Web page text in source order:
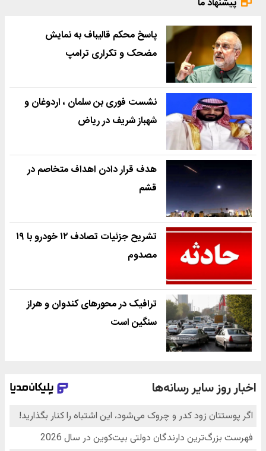
پیشنهاد ما
پاسخ محکم قالیباف به نمایش
مضحک و تکراری ترامپ
نشست فوری بن سلمان ، اردوغان و
شهباز شریف در ریاض
هدف قرار دادن اهداف متخاصم در
قشم
تشریح جزئیات تصادف ۱۲ خودرو با ۱۹
مصدوم
ترافیک در محورهای کندوان و هراز
سنگین است